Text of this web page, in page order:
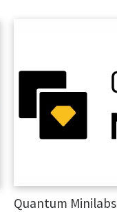
Quantum Minilabs